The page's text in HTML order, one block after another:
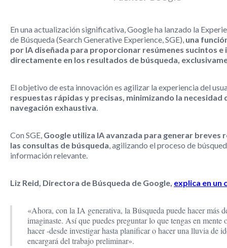
En una actualización significativa, Google ha lanzado la
de Búsqueda (Search Generative Experience, SGE), una
por IA diseñada para proporcionar resúmenes sucintos
directamente en los resultados de búsqueda,
El objetivo de esta innovación es agilizar la experiencia del
respuestas rápidas y precisas, minimizando la necesidad
navegación exhaustiva.
Con SGE, Google utiliza IA avanzada para generar breves
las consultas de búsqueda, agilizando el proceso de
información relevante.
Liz Reid, Directora de Búsqueda de Google, explica en un
«Ahora, con la IA generativa, la Búsqueda puede hacer más
imaginaste. Así que puedes preguntar lo que tengas en mente
hacer -desde investigar hasta planificar o hacer una lluvia de
encargará del trabajo preliminar».